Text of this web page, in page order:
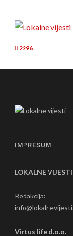
2296
IMPRESUM
LOKALNE VIJESTI
Redakcija:
Virtus life d.o.o.